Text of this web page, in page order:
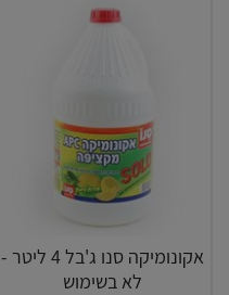
אקונומיקה סנו ג'בל 4 ליטר -
לא בשימוש